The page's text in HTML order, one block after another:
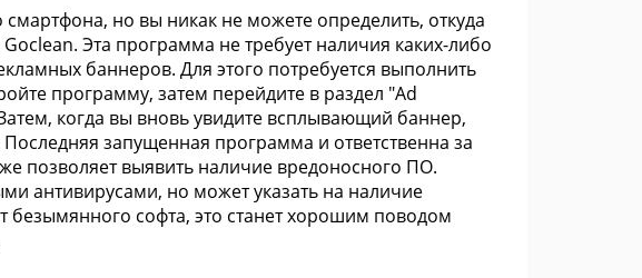
но вы никак не можете определить, откуда
Эта программа не требует наличия каких-либо
баннеров. Для этого потребуется выполнить
программу, затем перейдите в раздел "Ad
когда вы вновь увидите всплывающий баннер,
запущенная программа и ответственна за
позволяет выявить наличие вредоносного ПО.
антивирусами, но может указать на наличие
безымянного софта, это станет хорошим поводом